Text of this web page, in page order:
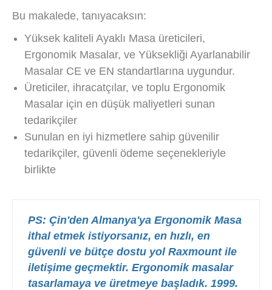
Bu makalede, tanıyacaksın:
Yüksek kaliteli Ayaklı Masa üreticileri,
Ergonomik Masalar, ve Yüksekliği Ayarlanabilir
Masalar CE ve EN standartlarına uygundur.
Üreticiler, ihracatçılar, ve toplu Ergonomik
Masalar için en düşük maliyetleri sunan
tedarikçiler
Sunulan en iyi hizmetlere sahip güvenilir
tedarikçiler, güvenli ödeme seçenekleriyle
birlikte
PS: Çin'den Almanya'ya Ergonomik Masa
ithal etmek istiyorsanız, en hızlı, en
güvenli ve bütçe dostu yol Raxmount ile
iletişime geçmektir. Ergonomik masalar
tasarlamaya ve üretmeye başladık. 1999.